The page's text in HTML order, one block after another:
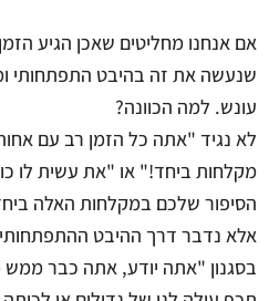
אם אנחנו מחליטים שאכן הגיע
שנעשה את זה בהיבט התפתחותי
עונש. למה הכוונה?
לא נגיד "אתה כל הזמן רב עם
מקלחות ביחד!" או "את עשית לו
הסיפור שלכם במקלחות האלה
אלא נדבר דרך ההיבט
בסגנון "אתה יודע, אתה כבר ממש